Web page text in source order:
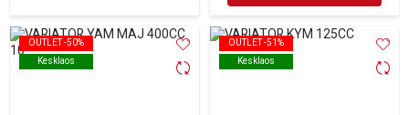
OUTLET -50%
Kesklaos
OUTLET -50%
Kesklaos
OUTLET -51%
Kesklaos
OUTLET -51%
Kesklaos